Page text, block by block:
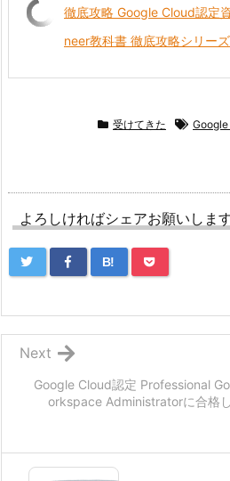
徹底攻略 Google Cloud認定
neer教科書 徹底攻略シリーズ
受けてきた
よろしければシェアお願いしま
B!
Google Cloud認定 Professional
orkspace Administratorに合格
Next